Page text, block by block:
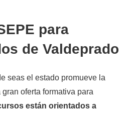
para
de Valdeprado
seas el estado promueve la
oferta formativa para
están orientados a